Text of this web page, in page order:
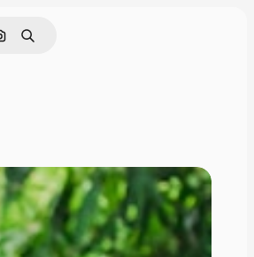
efter billede
Søge